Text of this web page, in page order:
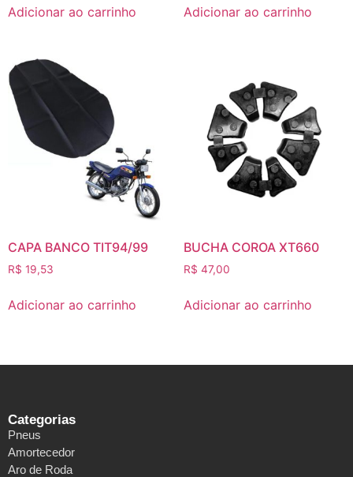
Adicionar ao carrinho Adicionar ao carrinho
CAPA BANCO TIT94/99
R$ 19,53
Adicionar ao carrinho
BUCHA COROA XT660
R$ 47,00
Adicionar ao carrinho
Categorias
Pneus
Amortecedor
Aro de Roda